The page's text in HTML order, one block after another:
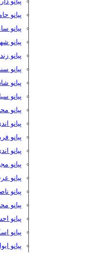
پیانو
پیانو
پیانو
پیانو
پیانو
پیانو
پیانو
پیانو
پیانو
پیانو
پیانو
پیانو
پیانو
پیانو
پیانو
پیانو
پیانو
پیانو